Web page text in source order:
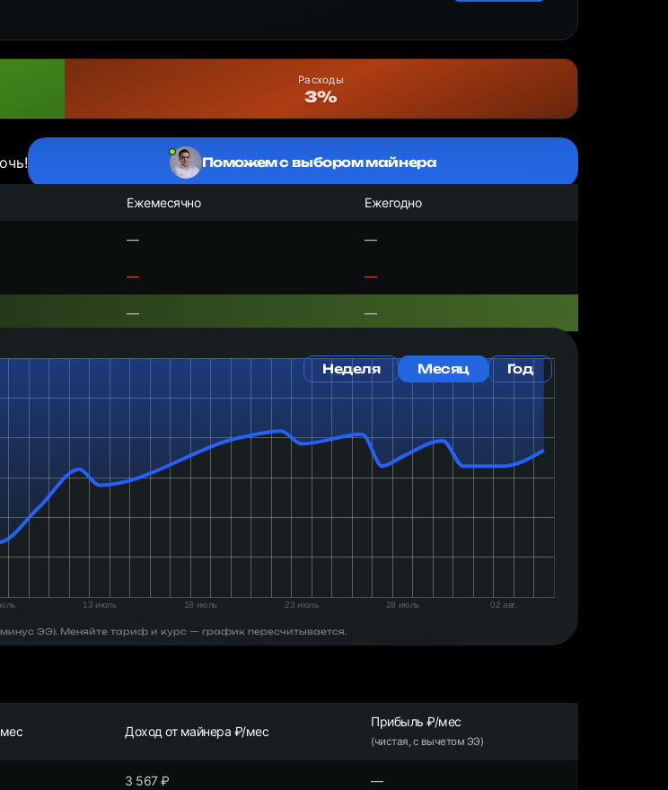
Расходы
3%
Поможем с выбором майнера
Ежемесячно Ежегодно
— —
— —
— —
Неделя Месяц Год
ЭЭ). Меняйте тариф и курс — график пересчитывается.
Доход от майнера ₽/мес
Прибыль ₽/мес
(чистая, с вычетом ЭЭ)
3 567₽ —